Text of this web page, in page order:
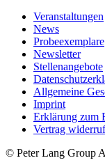
Veranstaltungen
News
Probeexemplare
Newsletter
Stellenangebote
Allgemeine
Imprint
Erklärung zum
Vertrag
© Peter Lang Group